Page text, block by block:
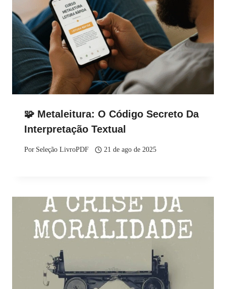
🧩 Metaleitura: O Código Secreto Da
Interpretação Textual
Por Seleção LivroPDF 21 de ago de 2025